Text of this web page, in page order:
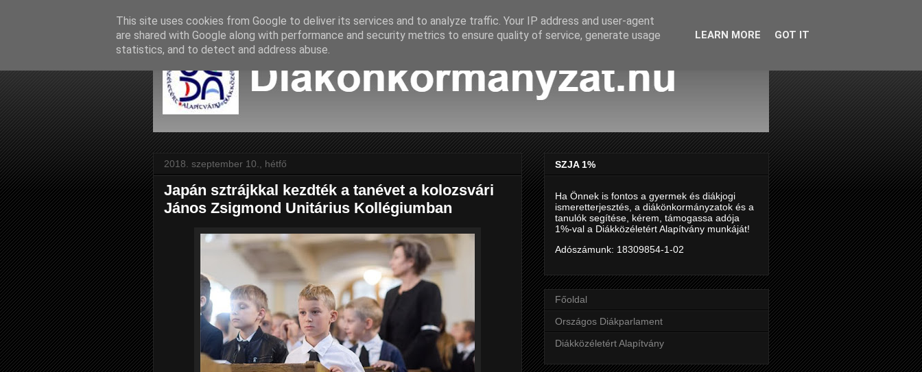
2018. szeptember 10., hétfő
Japán sztrájkkal kezdték a tanévet a kolozsvári
János Zsigmond Unitárius Kollégiumban
SZJA 1%
Ha Önnek is fontos a gyermek és diákjogi
ismeretterjesztés, a diákönkormányzatok és a
tanulók segítése, kérem, támogassa adója
1%-val a Diákközéletért Alapítvány munkáját!
Adószámunk: 18309854-1-02
Főoldal
Országos Diákparlament
Diákközéletért Alapítvány
This site uses cookies from Google to deliver its services and to analyze traffic. Your IP address and user-agent
are shared with Google along with performance and security metrics to ensure quality of service, generate usage
statistics, and to detect and address abuse.
LEARN MORE GOT IT